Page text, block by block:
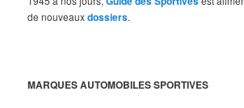
de nouveauxdossiers.
MARQUES AUTOMOBILES SPORTIVES